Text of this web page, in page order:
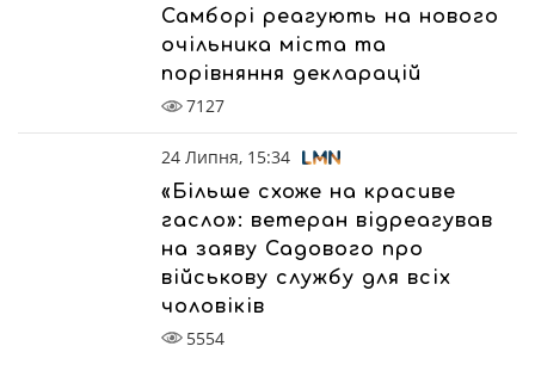
Самборі реагують на нового
очільника міста та
порівняння декларацій
7127
24 Липня, 15:34
«Більше схоже на красиве
гасло»: ветеран відреагував
на заяву Садового про
військову службу для всіх
чоловіків
5554